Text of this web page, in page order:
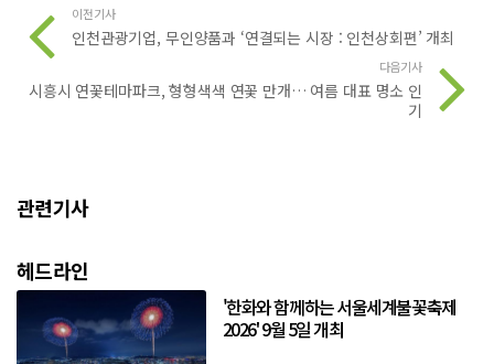
이전기사
인천관광기업, 무인양품과 ‘연결되는 시장 : 인천상회편’ 개최
다음기사
시흥시 연꽃테마파크, 형형색색 연꽃 만개… 여름 대표 명소 인
기
관련기사
헤드라인
'한화와 함께하는 서울세계불꽃축제
2026' 9월 5일 개최